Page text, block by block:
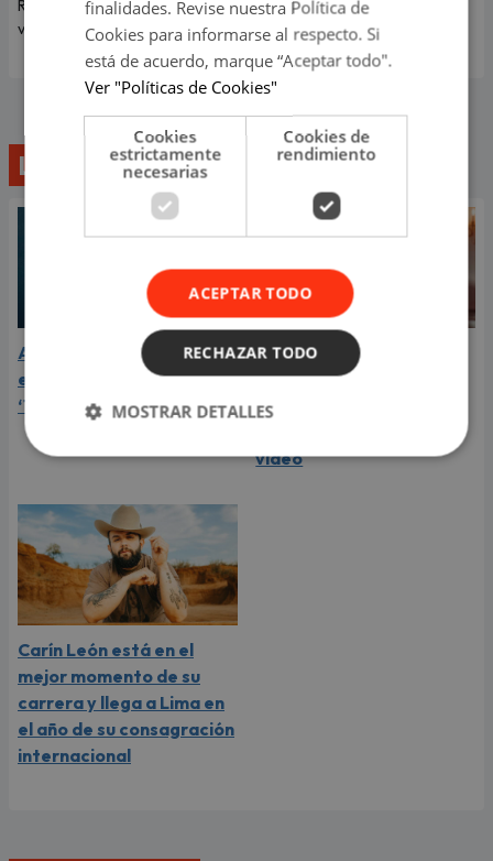
Rodríguez y recordarle lo
valiosa que es.
Lo último
Aria Vega conquista con
el lanzamiento de
‘Tototo (+4)’
¿Greeicy está
embarazada de su
segundo hijo? Mike Bahía
video
Carín León está en el
mejor momento de su
carrera y llega a Lima en
el año de su consagración
internacional
finalidades. Revise nuestra Política de
Cookies para informarse al respecto. Si
está de acuerdo, marque “Aceptar todo".
Ver "Políticas de Cookies"
Cookies
estrictamente
necesarias
Cookies de
rendimiento
ACEPTAR TODO
RECHAZAR TODO
MOSTRAR DETALLES